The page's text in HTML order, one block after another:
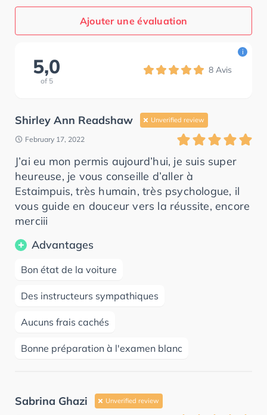
Ajouter une évaluation
5,0
of 5
8 Avis
i
Shirley Ann Readshaw Unverified review
February 17, 2022
J’ai eu mon permis aujourd’hui, je suis super
heureuse, je vous conseille d’aller à
Estaimpuis, très humain, très psychologue, il
vous guide en douceur vers la réussite, encore
merciii
Advantages
Bon état de la voiture
Des instructeurs sympathiques
Aucuns frais cachés
Bonne préparation à l'examen blanc
Sabrina Ghazi Unverified review